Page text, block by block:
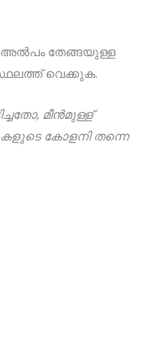
അൽപം തേങ്ങയുള്ള
വെക്കുക.
മീൻമുള്ള്
കോളനി തന്നെ